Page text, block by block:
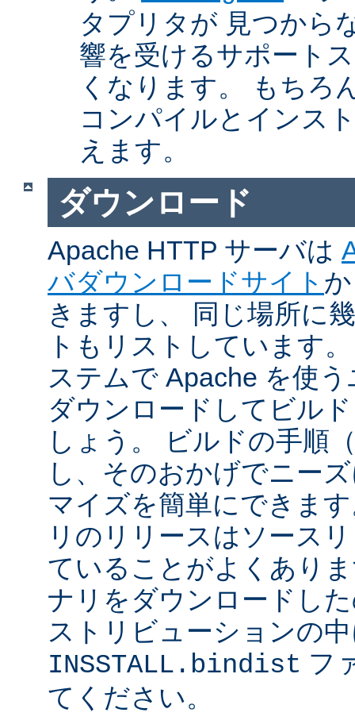
タプリタが 見つから
響を受けるサポート
くなります。 もちろ
コンパイルとインス
えます。
ダウンロード
Apache HTTP サーバは
バダウンロードサイト
きますし、 同じ場所に
トもリストしています
ステムで Apache を使
ダウンロードしてビル
しょう。 ビルドの手順
し、そのおかげでニー
マイズを簡単にできま
リのリリースはソース
ていることがよくあり
ナリをダウンロードし
ストリビューションの
INSSTALL.bindist フ
てください。